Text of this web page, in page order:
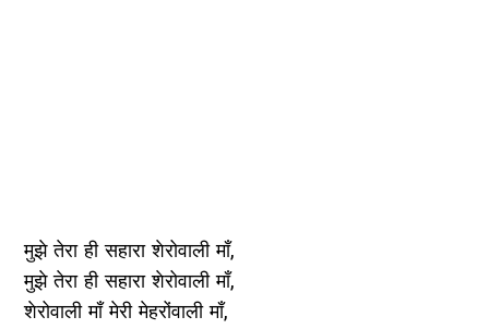
मुझे तेरा ही सहारा शेरोवाली माँ,
मुझे तेरा ही सहारा शेरोवाली माँ,
शेरोवाली माँ मेरी मेहरोंवाली माँ,